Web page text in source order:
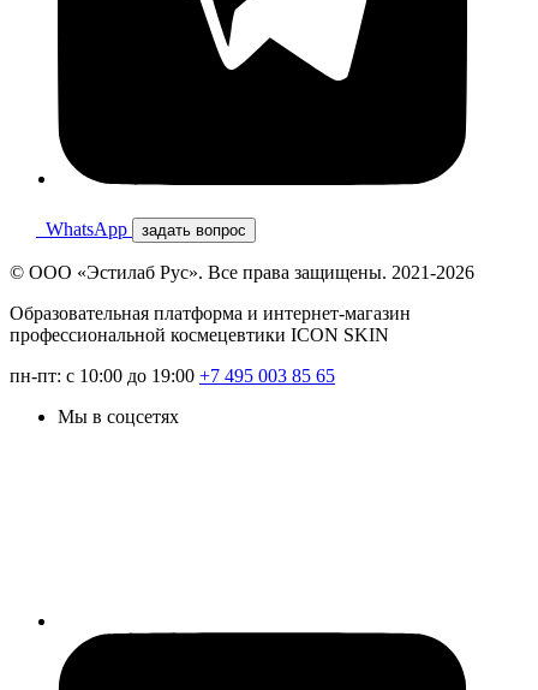
WhatsApp задать вопрос
© ООО «Эстилаб Рус». Все права защищены. 2021-2026
Образовательная платформа и интернет-магазин
профессиональной космецевтики ICON SKIN
пн-пт: с 10:00 до 19:00 +7 495 003 85 65
Мы в соцсетях